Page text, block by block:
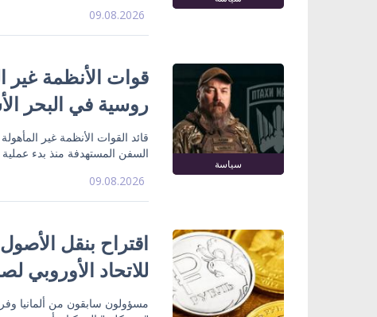
09.08.2026
سياسة
روسية في البحر
قائد القوات الأنظمة غير
السفن المستهدفة منذ بدء عملية
09.08.2026
اقتراح بنقل
للاتحاد الأوروبي